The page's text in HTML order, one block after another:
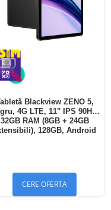
Blackview ZENO 5,
4G LTE, 11" IPS 90Hz,
32GB RAM (8GB + 24GB
128GB, Android
CERE OFERTA